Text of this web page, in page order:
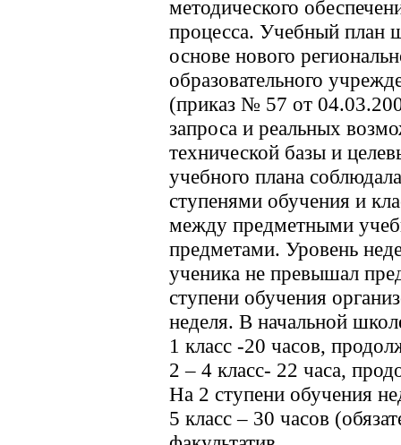
методического
процесса. Учебный план
основе нового
образовательного
(приказ № 57 от
запроса и реальных
технической базы и
учебного плана
ступенями обучения и
между предметными
предметами. Уровень
ученика не превышал
ступени обучения
неделя. В начальной
1 класс -20 часов,
2 – 4 класс- 22 часа,
На 2 ступени обучения
5 класс – 30 часов